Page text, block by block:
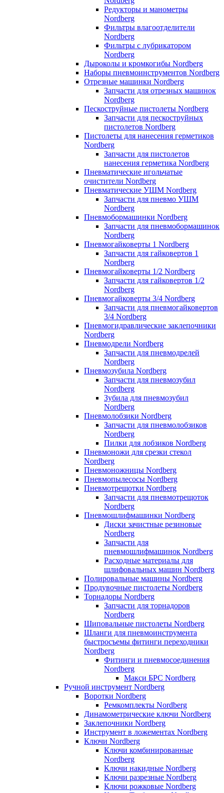
Редукторы и манометры
Nordberg
Фильтры влагоотделители
Nordberg
Фильтры с лубрикатором
Nordberg
Дыроколы и кромкогибы Nordberg
Наборы пневмоинструментов Nordberg
Отрезные машинки Nordberg
Запчасти для отрезных машинок
Nordberg
Пескоструйные пистолеты Nordberg
Запчасти для пескоструйных
пистолетов Nordberg
Пистолеты для нанесения герметиков
Nordberg
Запчасти для пистолетов
нанесения герметика Nordberg
Пневматические игольчатые
очистители Nordberg
Пневматические УШМ Nordberg
Запчасти для пневмо УШМ
Nordberg
Пневмобормашинки Nordberg
Запчасти для пневмобормашинок
Nordberg
Пневмогайковерты 1 Nordberg
Запчасти для гайковертов 1
Nordberg
Пневмогайковерты 1/2 Nordberg
Запчасти для гайковертов 1/2
Nordberg
Пневмогайковерты 3/4 Nordberg
Запчасти для пневмогайковертов
3/4 Nordberg
Пневмогидравлические заклепочники
Nordberg
Пневмодрели Nordberg
Запчасти для пневмодрелей
Nordberg
Пневмозубила Nordberg
Запчасти для пневмозубил
Nordberg
Зубила для пневмозубил
Nordberg
Пневмолобзики Nordberg
Запчасти для пневмолобзиков
Nordberg
Пилки для лобзиков Nordberg
Пневмоножи для срезки стекол
Nordberg
Пневмоножницы Nordberg
Пневмопылесосы Nordberg
Пневмотрещотки Nordberg
Запчасти для пневмотрещоток
Nordberg
Пневмошлифмашинки Nordberg
Диски зачистные резиновые
Nordberg
Запчасти для
пневмошлифмашинок Nordberg
Расходные материалы для
шлифовальных машин Nordberg
Полировальные машины Nordberg
Продувочные пистолеты Nordberg
Торнадоры Nordberg
Запчасти для торнадоров
Nordberg
Шиповальные пистолеты Nordberg
Шланги для пневмоинструмента
быстросъемы фитинги переходники
Nordberg
Фитинги и пневмосоединения
Nordberg
Макси БРС Nordberg
Ручной инструмент Nordberg
Воротки Nordberg
Ремкомплекты Nordberg
Динамометрические ключи Nordberg
Заклепочники Nordberg
Инструмент в ложементах Nordberg
Ключи Nordberg
Ключи комбинированные
Nordberg
Ключи накидные Nordberg
Ключи разрезные Nordberg
Ключи рожковые Nordberg